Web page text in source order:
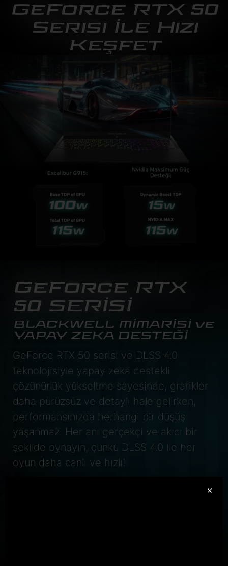
GeForce RTX 50
Serisi İle Hızı
Keşfet
GeForce RTX
50 SERİSİ
BLACKWELL MİMARİSİ ve
YAPAY ZEKA DESTEĞİ
GeForce RTX 50 serisi ve DLSS 4.0
teknolojisiyle yapay zeka destekli
çözünürlük yükseltme sayesinde, grafikler
daha pürüzsüz ve detaylı hale gelirken,
performansınızda herhangi bir düşüş
yaşanmaz. Her anı gerçekçi ve akıcı bir
şekilde oynayın, çünkü DLSS 4.0 ile her
oyun daha canlı ve hızlı!
×